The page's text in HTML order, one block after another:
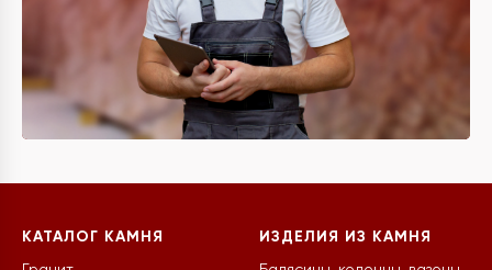
КАТАЛОГ КАМНЯ ИЗДЕЛИЯ ИЗ КАМНЯ